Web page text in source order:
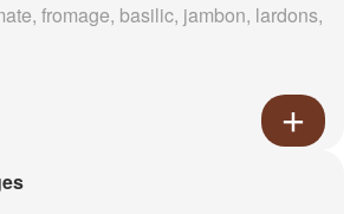
fromage, basilic, jambon, lardons,